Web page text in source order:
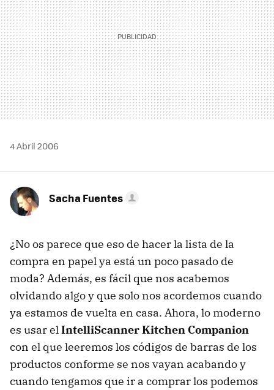
4 Abril 2006
Sacha Fuentes
¿No os parece que eso de hacer la lista de la
compra en papel ya está un poco pasado de
moda? Además, es fácil que nos acabemos
olvidando algo y que solo nos acordemos cuando
ya estamos de vuelta en casa. Ahora, lo moderno
es usar elIntelliScanner Kitchen Companion
con el que leeremos los códigos de barras de los
productos conforme se nos vayan acabando y
cuando tengamos que ir a comprar los podemos